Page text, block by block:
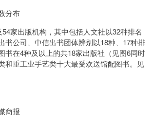
分布
家出版机构，其中包括人文社以32种排名
书公司、中信出书团体辨别以18种、17种排
书在4种及以上的共18家出版社（见图6同时
和重工业手艺类十大最受欢送馆配图书。见
商报